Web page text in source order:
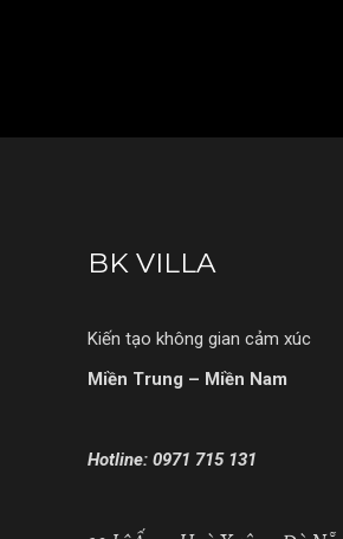
BK VILLA
Kiến tạo không gian cảm xúc
Miền Trung – Miền Nam
Hotline: 0971 715 131